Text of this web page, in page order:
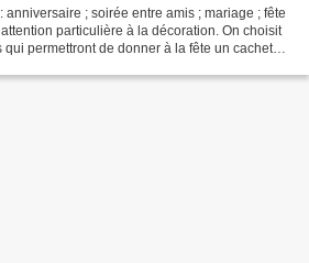
anniversaire ; soirée entre amis ; mariage ; fête
particulière à la décoration. On choisit
permettront de donner à la fête un cachet